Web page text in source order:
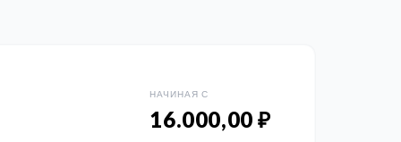
НАЧИНАЯ С
16.000,00 ₽